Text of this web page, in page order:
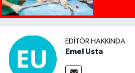
EDITÖR HAKKINDA
Emel Usta